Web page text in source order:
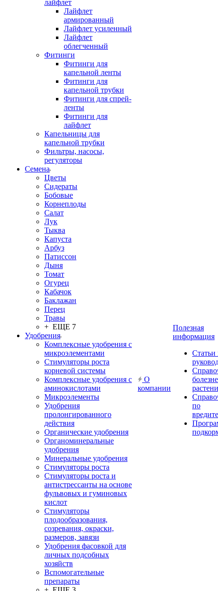
лайфлет
Лайфлет
армированный
Лайфлет усиленный
Лайфлет
облегченный
Фитинги
Фитинги для
капельной ленты
Фитинги для
капельной трубки
Фитинги для спрей-
ленты
Фитинги для
лайфлет
Капельницы для
капельной трубки
Фильтры, насосы,
регуляторы
Семена
Цветы
Сидераты
Бобовые
Корнеплоды
Салат
Лук
Тыква
Капуста
Арбуз
Патиссон
Дыня
Томат
Огурец
Кабачок
Баклажан
Перец
Травы
+ ЕЩЕ 7
Удобрения
Комплексные удобрения с
микроэлементами
Стимуляторы роста
корневой системы
Комплексные удобрения с
аминокислотами
Микроэлементы
Удобрения
пролонгированного
действия
Органические удобрения
Органоминеральные
удобрения
Минеральные удобрения
Стимуляторы роста
Стимуляторы роста и
антистрессанты на основе
фульвовых и гуминовых
кислот
Стимуляторы
плодообразования,
созревания, окраски,
размеров, завязи
Удобрения фасовкой для
личных подсобных
хозяйств
Вспомогательные
препараты
О
компании
Полезная
информация
Статьи
по